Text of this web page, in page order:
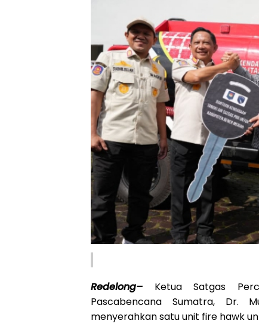
Redelong– Ketua Satgas
Pascabencana Sumatra, Dr.
menyerahkan satu unit fire hawk